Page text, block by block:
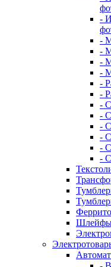
-
-
-
-
-
-
-
-
-
-
-
-
-
Шлейфы